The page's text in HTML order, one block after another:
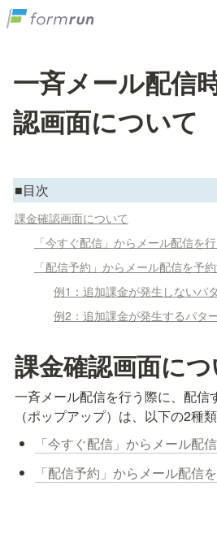
一斉メール配信
認画面について
■目次
課金確認画面について
「今すぐ配信」からメール配信を
「配信予約」からメール配信を予
例1：追加課金が発生しないパ
例2：追加課金が発生するパタ
課金確認画面に
一斉メール配信を行う際に、配信
（ポップアップ）は、以下の2種
「今すぐ配信」からメール配
「配信予約」からメール配信